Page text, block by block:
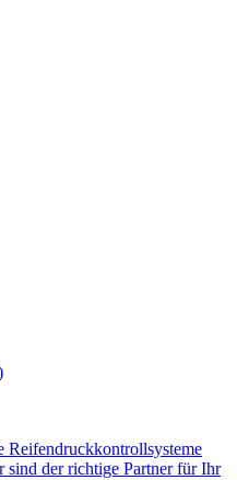
Reifendruckkontrollsysteme
sind der richtige Partner für Ihr